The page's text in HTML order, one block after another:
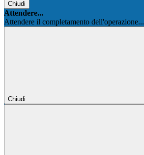
Chiudi
Attendere...
Attendere il completamento dell'operazione...
Chiudi